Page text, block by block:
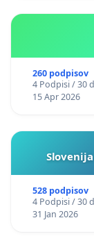
260 podpisov
4 Podpisi / 30
15 Apr 2026
528 podpisov
4 Podpisi / 30
31 Jan 2026